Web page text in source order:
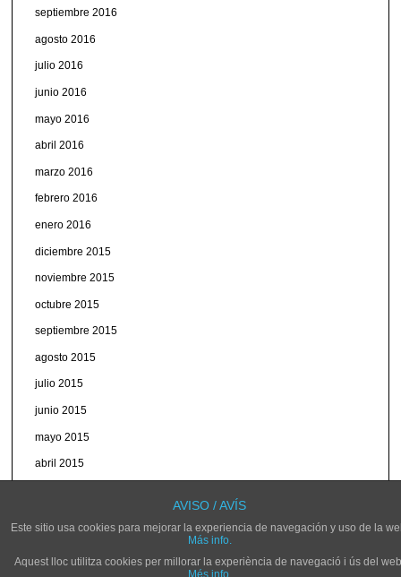
septiembre 2016
agosto 2016
julio 2016
junio 2016
mayo 2016
abril 2016
marzo 2016
febrero 2016
enero 2016
diciembre 2015
noviembre 2015
octubre 2015
septiembre 2015
agosto 2015
julio 2015
junio 2015
mayo 2015
abril 2015
AVISO / AVÍS
Este sitio usa cookies para mejorar la experiencia de navegación y uso de la
Más info.
Aquest lloc utilitza cookies per millorar la experiència de navegació i ús del
Més info.